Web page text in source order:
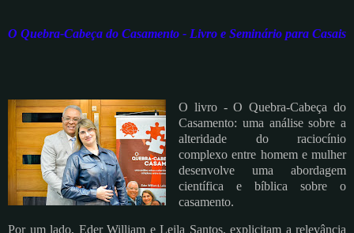
O Quebra-Cabeça do Casamento - Livro e Seminário para Casais
O livro - O Quebra-Cabeça do
Casamento: uma análise sobre a
alteridade do raciocínio
complexo entre homem e mulher
desenvolve uma abordagem
científica e bíblica sobre o
casamento.
Por um lado, Eder William e Leila Santos, explicitam a relevância